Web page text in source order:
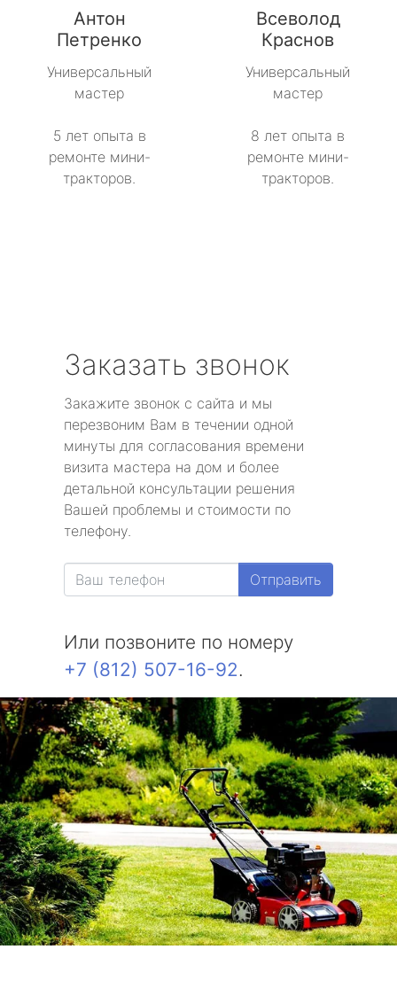
Антон
Петренко
Универсальный
мастер
5 лет опыта в
ремонте мини-
тракторов.
Всеволод
Краснов
Универсальный
мастер
8 лет опыта в
ремонте мини-
тракторов.
Заказать звонок
Закажите звонок с сайта и мы
перезвоним Вам в течении одной
минуты для согласования времени
визита мастера на дом и более
детальной консультации решения
Вашей проблемы и стоимости по
телефону.
Отправить
Или позвоните по номеру
+7 (812) 507-16-92.